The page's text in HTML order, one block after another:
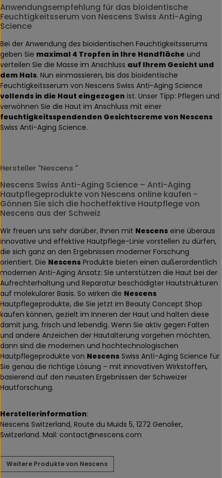
Anwendungsempfehlung für das bioidentische
Feuchtigkeitsserum von Nescens Swiss Anti-Aging
Science
Bei der Anwendung des bioidentischen Feuchtigkeitsserums
geben Sie maximal 4 Tropfen in Ihre Handfläche und
verteilen Sie die Masse im Anschluss auf Ihrem Gesicht und
dem Hals. Nun einmassieren, bis das bioidentische
Feuchtigkeitsserum von Nescens Swiss Anti-Aging Science
vollends in die Haut eingezogen ist. Unser Tipp: Pflegen und
verwöhnen Sie die Haut im Anschluss mit einer
feuchtigkeitsspendenden Gesichtscreme von Nescens
Swiss Anti-Aging Science.
Hersteller "Nescens "
Nescens Swiss Anti-Aging Science – Anti-Aging
Hautpflegeprodukte von Nescens online kaufen -
Gönnen Sie sich die hocheffektive Hautpflege von
Nescens aus der Schweiz
Wir freuen uns sehr darüber, Ihnen mit Nescens eine überaus
innovative und effektive Hautpflege-Linie vorstellen zu dürfen,
die sich ganz an den Ergebnissen moderner Forschung
orientiert. Die Nescens Produkte bieten einen außerordentlich
modernen Anti-Aging Ansatz: Sie unterstützen die Haut bei der
Aufrechterhaltung und Reparatur beschädigter Hautstrukturen
auf molekularer Basis. So wirken die Nescens
Hautpflegeprodukte, die Sie jetzt im Beauty Concept Shop
kaufen können, gezielt im Inneren der Haut und halten diese
damit jung, frisch und lebendig. Wenn Sie aktiv gegen Falten
und andere Anzeichen der Hautalterung vorgehen möchten,
dann sind die modernen und hochtechnologischen
Hautpflegeprodukte von Nescens Swiss Anti-Aging Science für
Sie genau die richtige Lösung – mit innovativen Wirkstoffen,
basierend auf den neusten Ergebnissen der Schweizer
Hautforschung.
Herstellerinformation:
Nescens Switzerland, Route du Muids 5, 1272 Genolier,
Switzerland. Mail: contact@nescens.com
Weitere Produkte von Nescens